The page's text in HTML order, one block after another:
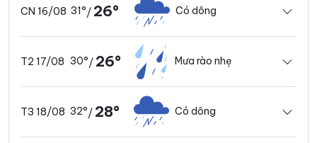
CN 16/08 31°/ 26° Có dông
T2 17/08 30°/ 26° Mưa rào nhẹ
T3 18/08 32°/ 28° Có dông